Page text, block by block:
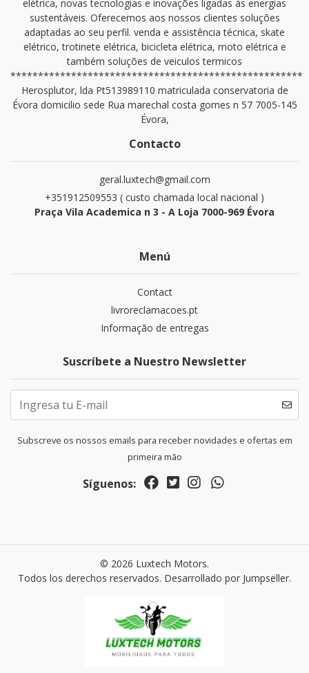
elétrica, novas tecnologias e inovações ligadas às energias
sustentáveis. Oferecemos aos nossos clientes soluções
adaptadas ao seu perfil. venda e assistência técnica, skate
elétrico, trotinete elétrica, bicicleta elétrica, moto elétrica e
também soluções de veiculos termicos
*****************************************************
Herosplutor, lda Pt513989110 matriculada conservatoria de
Évora domicilio sede Rua marechal costa gomes n 57 7005-145
Évora,
Contacto
geral.luxtech@gmail.com
+351912509553 ( custo chamada local nacional )
Praça Vila Academica n 3 - A Loja 7000-969 Évora
Menú
Contact
livroreclamacoes.pt
Informação de entregas
Suscríbete a Nuestro Newsletter
Subscreve os nossos emails para receber novidades e ofertas em
primeira mão
Síguenos:
© 2026 Luxtech Motors.
Todos los derechos reservados. Desarrollado por Jumpseller.